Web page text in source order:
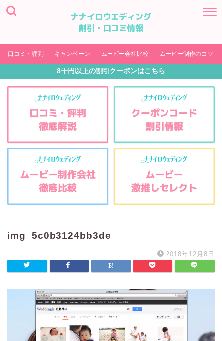
口コミ・評判 キャンペーン ムービー会社比較 ムービー制作のコツ
8千円以上の割引クーポンはこちら
img_5c0b3124bb3de
2018年12月8日